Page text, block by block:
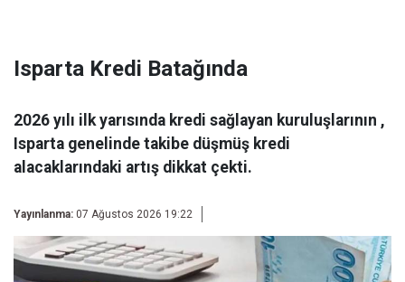
Isparta Kredi Batağında
2026 yılı ilk yarısında kredi sağlayan kuruluşlarının ,
Isparta genelinde takibe düşmüş kredi
alacaklarındaki artış dikkat çekti.
Yayınlanma: 07 Ağustos 2026 19:22